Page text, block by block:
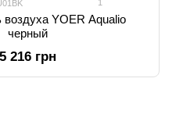
1
YOER Aqualio
черный
5 216 грн